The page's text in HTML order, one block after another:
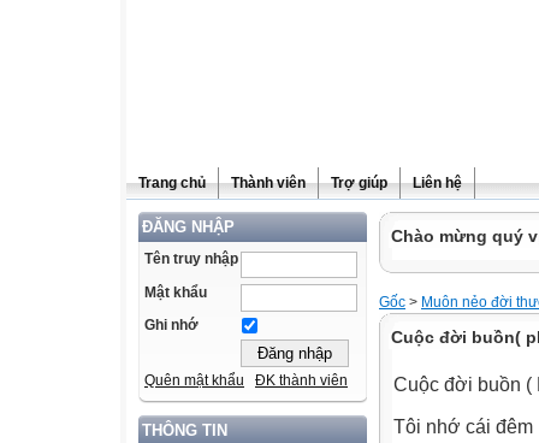
Trang chủ Thành viên Trợ giúp Liên hệ
ĐĂNG NHẬP
Tên truy nhập
Mật khẩu
Ghi nhớ
Quên mật khẩu ĐK thành viên
THÔNG TIN
Chào mừng quý
Gốc > Muôn nẻo đời
Cuộc đời buồn(
Cuộc đời buồn (
Tôi nhớ cái đêm